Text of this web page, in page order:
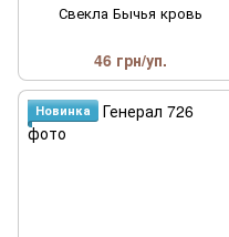
Свекла Бычья кровь
46 грн/уп.
Новинка